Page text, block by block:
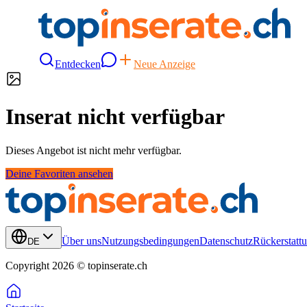
Entdecken Neue Anzeige
Inserat nicht verfügbar
Dieses Angebot ist nicht mehr verfügbar.
Deine Favoriten ansehen
DE Über unsNutzungsbedingungenDatenschutz
Copyright 2026 © topinserate.ch